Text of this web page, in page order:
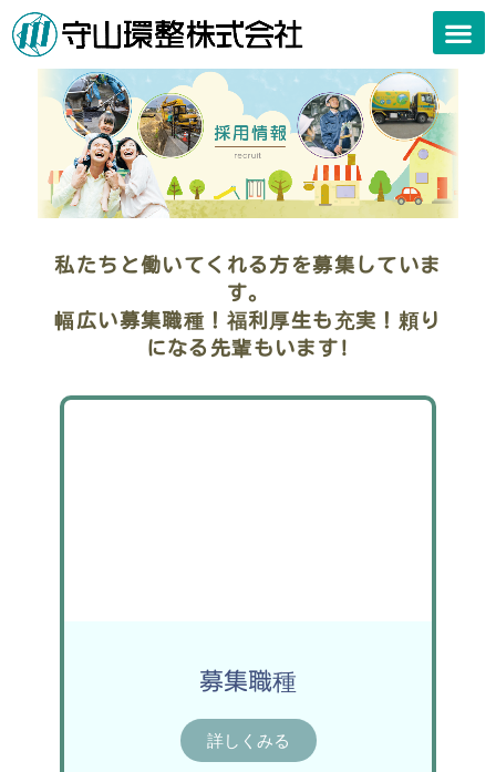
私たちと働いてくれる方を募集していま
す。
幅広い募集職種！福利厚生も充実！頼り
になる先輩もいます!
募集職種
詳しくみる